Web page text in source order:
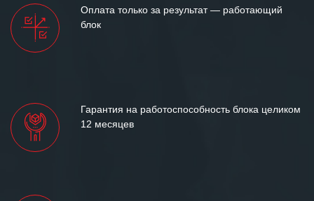
Оплата только за результат — работающий
блок
Гарантия на работоспособность блока целиком
12 месяцев